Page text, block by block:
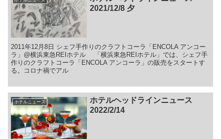
2021/12/8 夕
2011年12月8日 シェフ手作りのクラフトコーラ「ENCOLA アンコー
ラ」@横浜東急REIホテル 「横浜東急REIホテル」では、シェフ手
作りのクラフトコーラ「ENCOLA アンコーラ」の販売をスタートす
る。コロナ禍でアル
ホテルニュース
ホテルヘッドラインニュース
2022/2/14